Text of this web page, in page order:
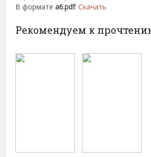
В форматеa6.pdf:Скачать
Рекомендуем к